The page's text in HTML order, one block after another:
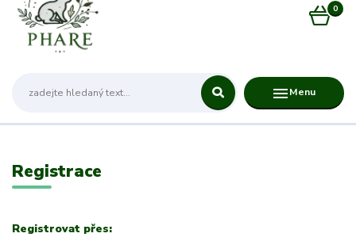
Menu
0
Registrace
Registrovat přes: